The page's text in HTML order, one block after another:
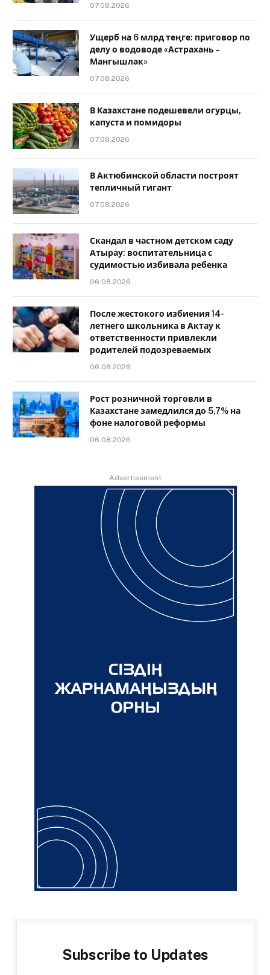
07.08.2026
Ущерб на 6 млрд теңге: приговор по
делу о водоводе «Астрахань –
Мангышлак»
07.08.2026
В Казахстане подешевели огурцы,
капуста и помидоры
07.08.2026
В Актюбинской области построят
тепличный гигант
07.08.2026
Скандал в частном детском саду
Атырау: воспитательница с
судимостью избивала ребенка
06.08.2026
После жестокого избиения 14-
летнего школьника в Актау к
ответственности привлекли
родителей подозреваемых
06.08.2026
Рост розничной торговли в
Казахстане замедлился до 5,7% на
фоне налоговой реформы
06.08.2026
Advertisement
Subscribe to Updates